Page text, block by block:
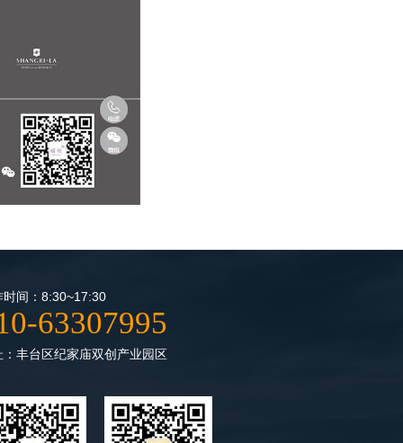
时间：8:30~17:30
63307995
：丰台区纪家庙双创产业园区